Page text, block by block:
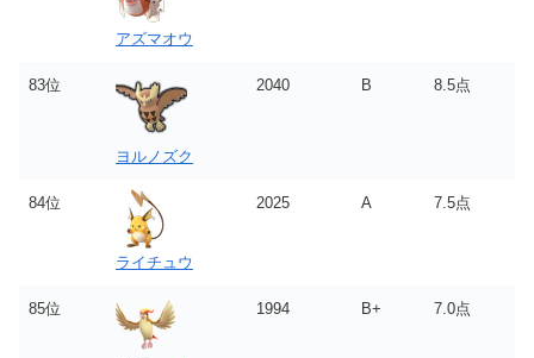
アズマオウ
83位
ヨルノズク
2040 B 8.5点
84位
ライチュウ
2025 A 7.5点
85位 1994 B+ 7.0点